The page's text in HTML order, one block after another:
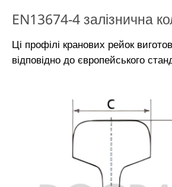
EN13674-4 залізнична
Ці профілі кранових рейок
відповідно до європейського